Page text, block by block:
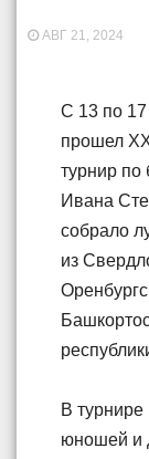
АВГ 21, 2024
С 13 по 17
прошел
турнир по
Ивана
собрало
из
В турнире
юношей и